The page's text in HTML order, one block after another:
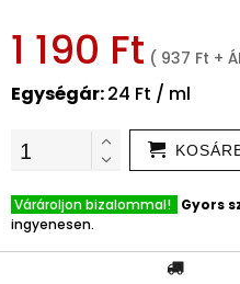
1 190 Ft ( 937 Ft +
Egységár:24 Ft / ml
Várároljon bizalommal! Gyors
ingyenesen.